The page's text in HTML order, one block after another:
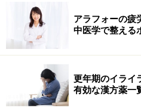
アラフォーの疲
中医学で整える
更年期のイライ
有効な漢方薬一